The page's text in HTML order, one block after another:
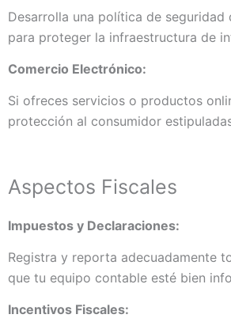
Desarrolla una política de
para proteger la infraestructura de
Comercio Electrónico:
Si ofreces servicios o productos
protección al consumidor
Aspectos Fiscales
Impuestos y Declaraciones:
Registra y reporta adecuadamente
que tu equipo contable esté bien
Incentivos Fiscales: